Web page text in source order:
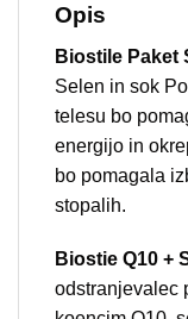
Opis
Biostile Paket
Selen in sok
telesu bo
energijo in
bo pomagala
stopalih.
Biostie Q10 +
odstranjevalec